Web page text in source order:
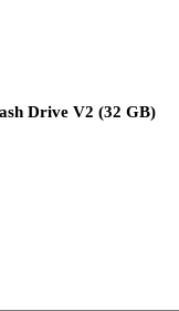
Drive V2 (32 GB)